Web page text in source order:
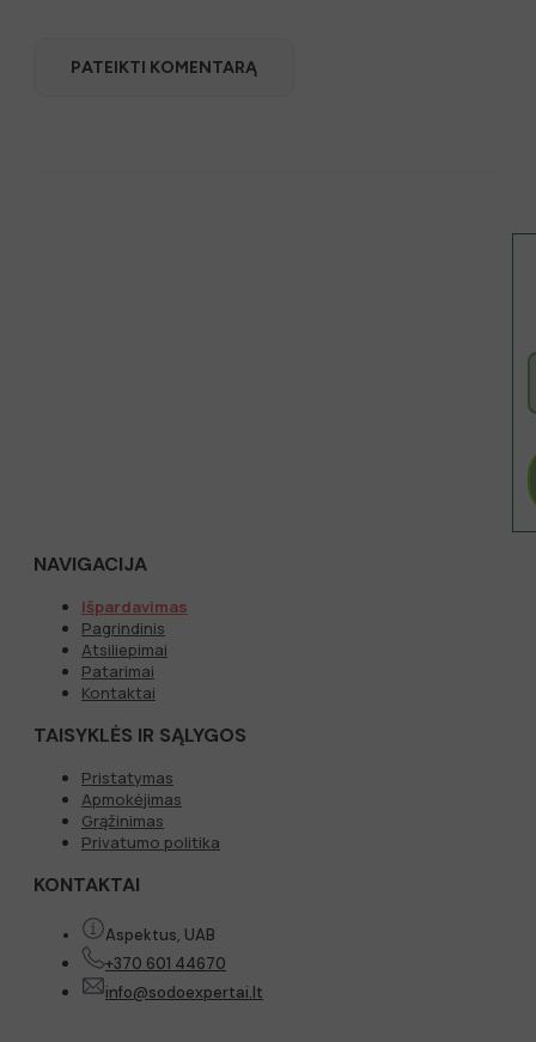
NAVIGACIJA
Išpardavimas
Pagrindinis
Atsiliepimai
Patarimai
Kontaktai
TAISYKLĖS IR SĄLYGOS
Pristatymas
Apmokėjimas
Grąžinimas
Privatumo politika
KONTAKTAI
Aspektus, UAB
+370 601 44670
info@sodoexpertai.lt